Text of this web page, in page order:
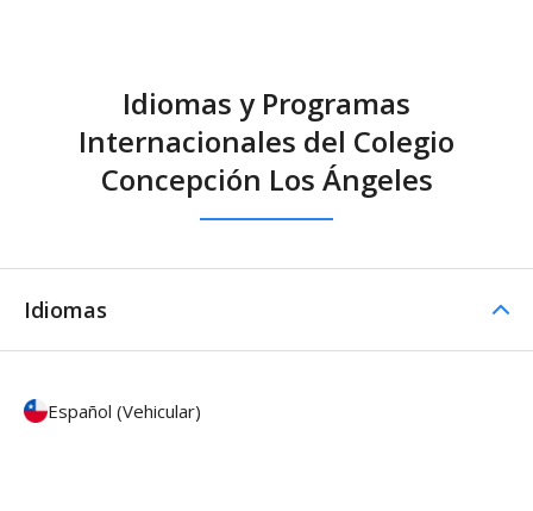
Idiomas y Programas
Internacionales del Colegio
Concepción Los Ángeles
Idiomas
Español (Vehicular)